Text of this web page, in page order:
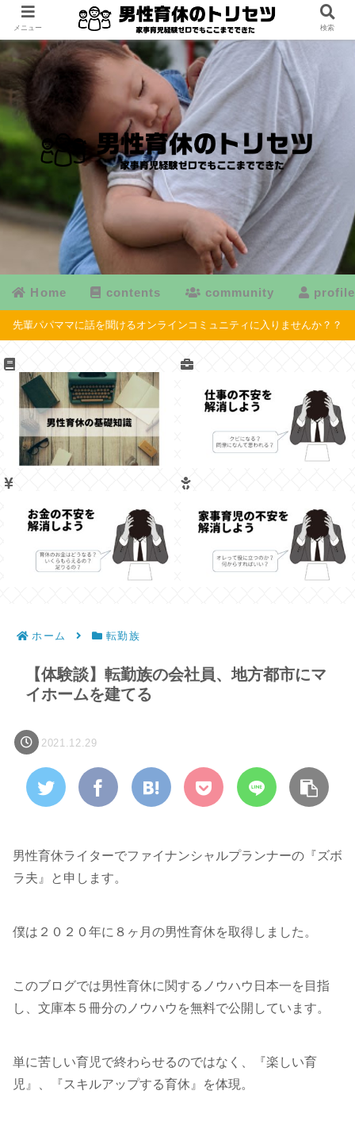
Home contents community profile
先輩パパママに話を聞けるオンラインコミュニティに入りませんか？？
ホーム 転勤族
【体験談】転勤族の会社員、地方都市にマ
イホームを建てる
2021.12.29
男性育休ライターでファイナンシャルプランナーの『ズボ
ラ夫』と申します。
僕は２０２０年に８ヶ月の男性育休を取得しました。
このブログでは男性育休に関するノウハウ日本一を目指
し、文庫本５冊分のノウハウを無料で公開しています。
単に苦しい育児で終わらせるのではなく、『楽しい育
児』、『スキルアップする育休』を体現。
メニュー 検索